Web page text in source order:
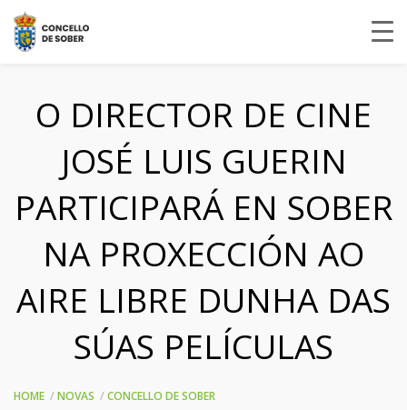
O DIRECTOR DE CINE
JOSÉ LUIS GUERIN
PARTICIPARÁ EN SOBER
NA PROXECCIÓN AO
AIRE LIBRE DUNHA DAS
SÚAS PELÍCULAS
HOME NOVAS
CONCELLO DE SOBER